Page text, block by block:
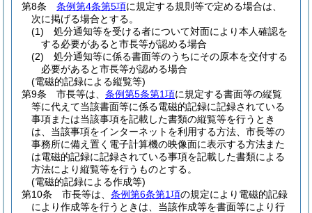
第8条
条例第4条第5項に規定する規則等で定める場合は、
次に掲げる場合とする。
(1)
処分通知等を受ける者について対面により本人確認を
する必要があると市長等が認める場合
(2)
処分通知等に係る書面等のうちにその原本を交付する
必要があると市長等が認める場合
(電磁的記録による縦覧等)
第9条
市長等は、 条例第5条第1項に規定する書面等の縦覧
等に代えて当該書面等に係る電磁的記録に記録されている
事項または当該事項を記載した書類の縦覧等を行うとき
は、当該事項をインターネットを利用する方法、市長等の
事務所に備え置く電子計算機の映像面に表示する方法また
は電磁的記録に記録されている事項を記載した書類による
方法により縦覧等を行うものとする。
(電磁的記録による作成等)
第10条
市長等は、 条例第6条第1項の規定により電磁的記録
により作成等を行うときは、当該作成等を書面等により行